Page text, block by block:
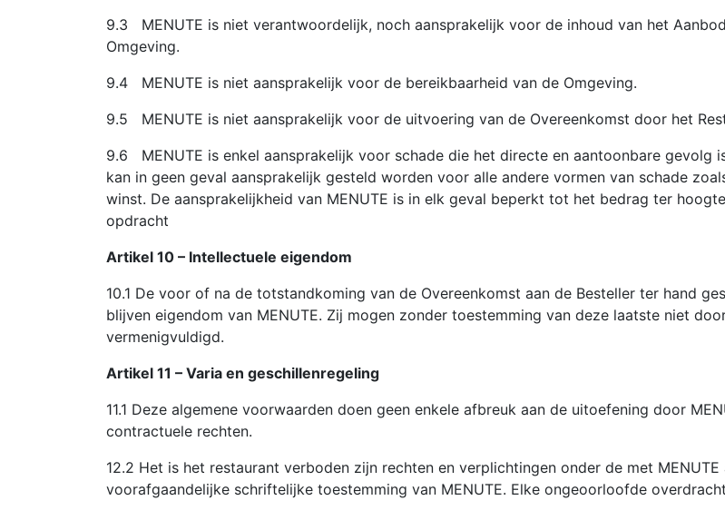
9.3 MENUTE is niet verantwoordelijk, noch aansprakelijk voor de inhoud van het
Omgeving.
9.4 MENUTE is niet aansprakelijk voor de bereikbaarheid van de Omgeving.
9.5 MENUTE is niet aansprakelijk voor de uitvoering van de Overeenkomst door het
9.6 MENUTE is enkel aansprakelijk voor schade die het directe en aantoonbare gevolg
kan in geen geval aansprakelijk gesteld worden voor alle andere vormen van schade
winst. De aansprakelijkheid van MENUTE is in elk geval beperkt tot het bedrag ter
opdracht
Artikel 10 – Intellectuele eigendom
10.1 De voor of na de totstandkoming van de Overeenkomst aan de Besteller ter hand
blijven eigendom van MENUTE. Zij mogen zonder toestemming van deze laatste niet
vermenigvuldigd.
Artikel 11 – Varia en geschillenregeling
11.1 Deze algemene voorwaarden doen geen enkele afbreuk aan de uitoefening door
contractuele rechten.
12.2 Het is het restaurant verboden zijn rechten en verplichtingen onder de met
voorafgaandelijke schriftelijke toestemming van MENUTE. Elke ongeoorloofde